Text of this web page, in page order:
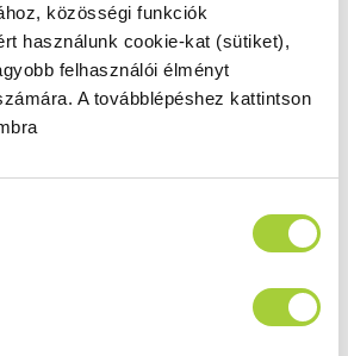
közösségi funkciók
használunk cookie-kat (sütiket),
felhasználói élményt
A továbblépéshez kattintson
Méret
900
szálcsiszolt réz
01R